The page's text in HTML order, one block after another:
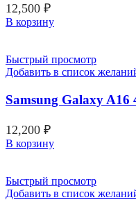
12,500 ₽
В корзину
Быстрый просмотр
Добавить в список
Samsung Galaxy
12,200 ₽
В корзину
Быстрый просмотр
Добавить в список